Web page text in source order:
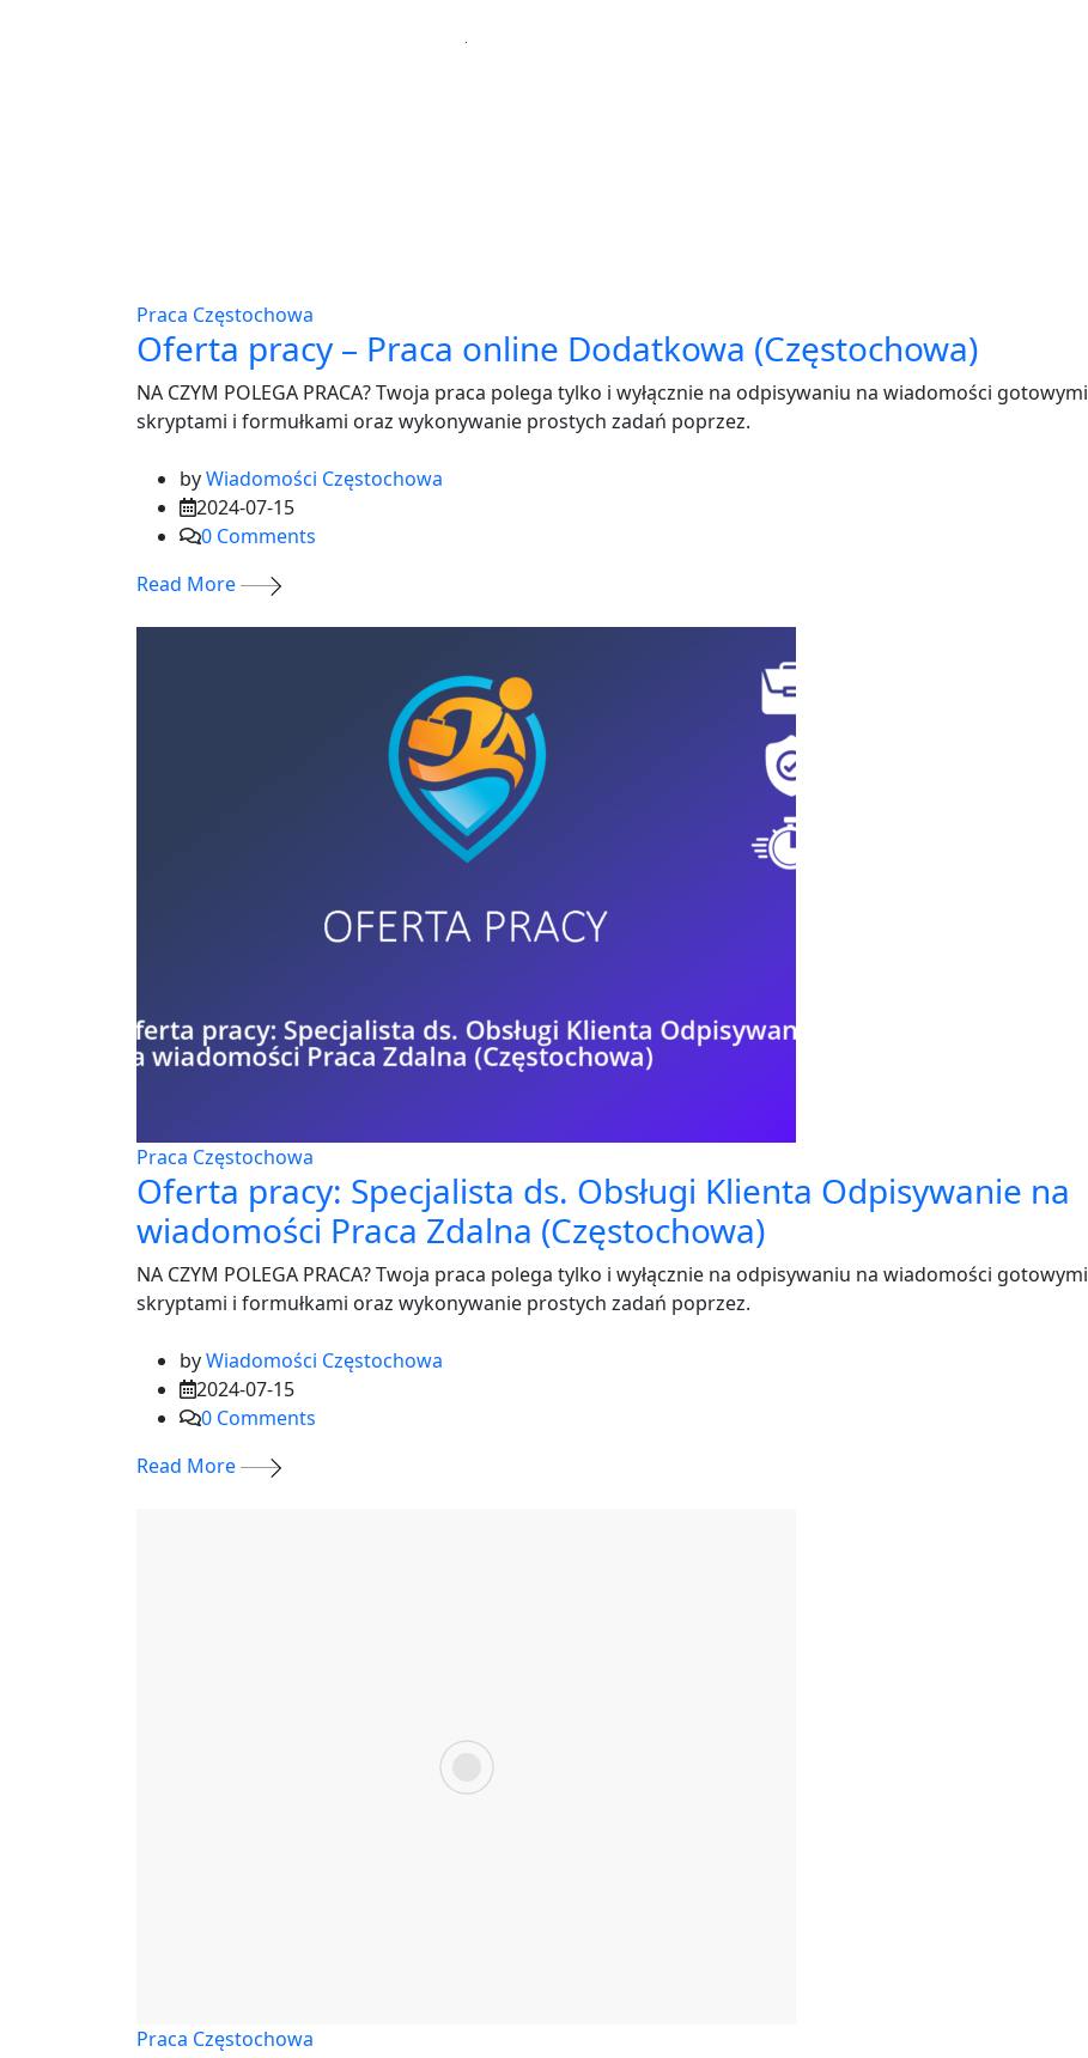
Praca Częstochowa
Oferta pracy – Praca online Dodatkowa (Częstochowa)
NA CZYM POLEGA PRACA? Twoja praca polega tylko i wyłącznie na odpisywaniu na wiadomości gotowymi
skryptami i formułkami oraz wykonywanie prostych zadań poprzez.
byWiadomości Częstochowa
2024-07-15
0 Comments
Read More
Praca Częstochowa
Oferta pracy: Specjalista ds. Obsługi Klienta Odpisywanie na
wiadomości Praca Zdalna (Częstochowa)
NA CZYM POLEGA PRACA? Twoja praca polega tylko i wyłącznie na odpisywaniu na wiadomości gotowymi
skryptami i formułkami oraz wykonywanie prostych zadań poprzez.
byWiadomości Częstochowa
2024-07-15
0 Comments
Read More
Praca Częstochowa